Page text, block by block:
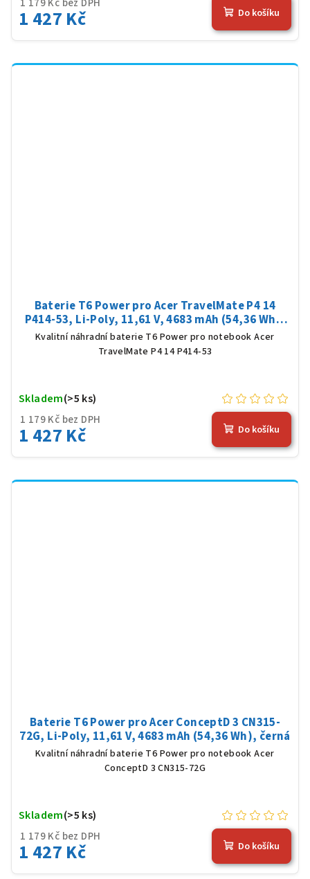
1 427 Kč Do košíku
Baterie T6 Power pro Acer TravelMate P4 14
P414-53, Li-Poly, 11,61 V, 4683 mAh (54,36 Wh),
černá
Kvalitní náhradní baterie T6 Power pro notebook Acer
TravelMate P4 14 P414-53
1 179 Kč bez DPH
1 427 Kč
Skladem(>5 ks)
Do košíku
Baterie T6 Power pro Acer ConceptD 3 CN315-
72G, Li-Poly, 11,61 V, 4683 mAh (54,36 Wh), černá
Kvalitní náhradní baterie T6 Power pro notebook Acer
ConceptD 3 CN315-72G
1 179 Kč bez DPH
1 427 Kč
Skladem(>5 ks)
Do košíku